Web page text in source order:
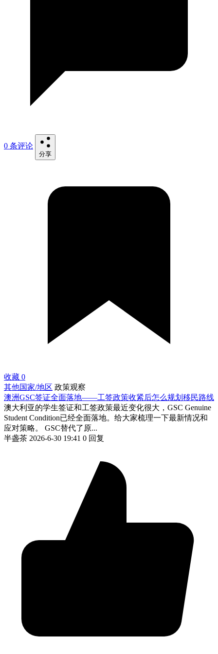
0 条评论
分享
收藏 0
其他国家/地区 政策观察
澳洲GSC签证全面落地——工签政策收紧后怎么规划移民路线
澳大利亚的学生签证和工签政策最近变化很大，GSC Genuine
Student Condition已经全面落地。给大家梳理一下最新情况和
应对策略。 GSC替代了原...
半盏茶 2026-6-30 19:41 0 回复